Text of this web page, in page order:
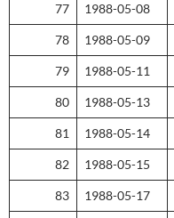
77 1988-05-08
78 1988-05-09
79 1988-05-11
80 1988-05-13
81 1988-05-14
82 1988-05-15
83 1988-05-17